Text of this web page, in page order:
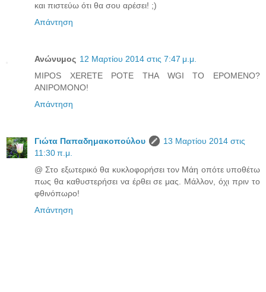
και πιστεύω ότι θα σου αρέσει! ;)
Απάντηση
Ανώνυμος 12 Μαρτίου 2014 στις 7:47 μ.μ.
MIPOS XERETE POTE THA WGI TO EPOMENO?
ANIPOMONO!
Απάντηση
Γιώτα Παπαδημακοπούλου
13 Μαρτίου 2014 στις
11:30 π.μ.
@ Στο εξωτερικό θα κυκλοφορήσει τον Μάη οπότε υποθέτω
πως θα καθυστερήσει να έρθει σε μας. Μάλλον, όχι πριν το
φθινόπωρο!
Απάντηση